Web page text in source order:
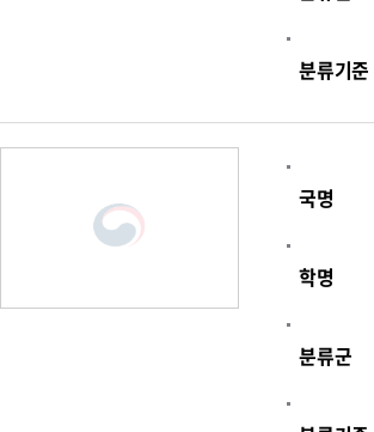
분류기준
국명
학명
분류군